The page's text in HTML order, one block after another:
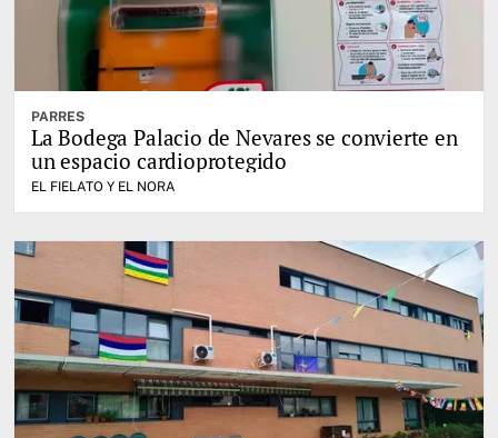
PARRES
La Bodega Palacio de Nevares se convierte en
un espacio cardioprotegido
EL FIELATO Y EL NORA